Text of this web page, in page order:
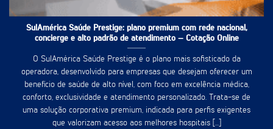
SulAmérica Saúde Prestige: plano premium com rede nacional,
concierge e alto padrão de atendimento – Cotação Online
O SulAmérica Saúde Prestige é o plano mais sofisticado da
operadora, desenvolvido para empresas que desejam oferecer um
benefício de saúde de alto nível, com foco em excelência médica,
conforto, exclusividade e atendimento personalizado. Trata-se de
uma solução corporativa premium, indicada para perfis exigentes
que valorizam acesso aos melhores hospitais [...]